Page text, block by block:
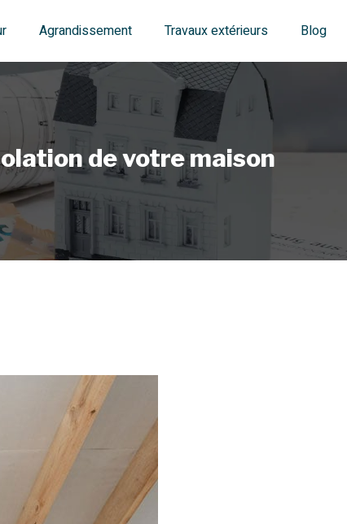
Agrandissement Travaux extérieurs Blog
de votre maison